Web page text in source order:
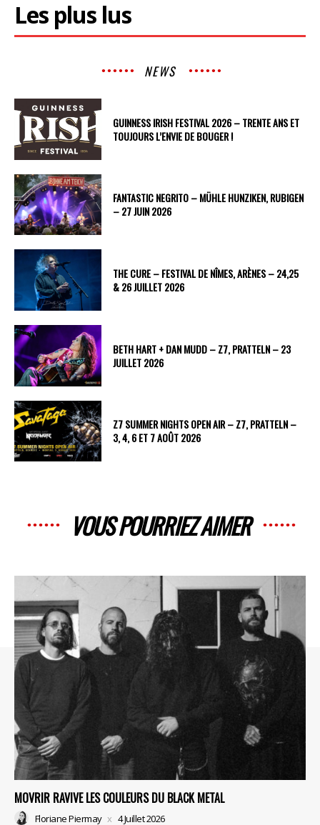
Les plus lus
NEWS
GUINNESS IRISH FESTIVAL 2026 – TRENTE ANS ET
TOUJOURS L’ENVIE DE BOUGER !
FANTASTIC NEGRITO – MÜHLE HUNZIKEN, RUBIGEN
– 27 JUIN 2026
THE CURE – FESTIVAL DE NÎMES, ARÈNES – 24,25
& 26 JUILLET 2026
BETH HART + DAN MUDD – Z7, PRATTELN – 23
JUILLET 2026
Z7 SUMMER NIGHTS OPEN AIR – Z7, PRATTELN –
3, 4, 6 ET 7 AOÛT 2026
VOUS POURRIEZ AIMER
MOVRIR RAVIVE LES COULEURS DU BLACK METAL
Floriane Piermay 4 Juillet 2026